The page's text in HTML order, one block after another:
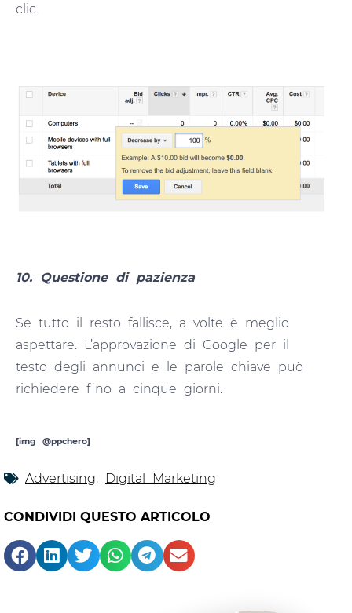
clic.
10. Questione di pazienza
Se tutto il resto fallisce, a volte è meglio
aspettare. L’approvazione di Google per il
testo degli annunci e le parole chiave può
richiedere fino a cinque giorni.
[img @ppchero]
Advertising, Digital Marketing
CONDIVIDI QUESTO ARTICOLO